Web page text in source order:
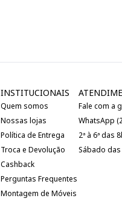
INSTITUCIONAIS
Quem somos
Nossas lojas
Política de Entrega
Troca e Devolução
Cashback
Perguntas Frequentes
Montagem de Móveis
Fale com a
WhatsApp
2ª à 6ª das
Sábado